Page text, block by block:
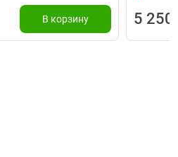
В корзину 5 250